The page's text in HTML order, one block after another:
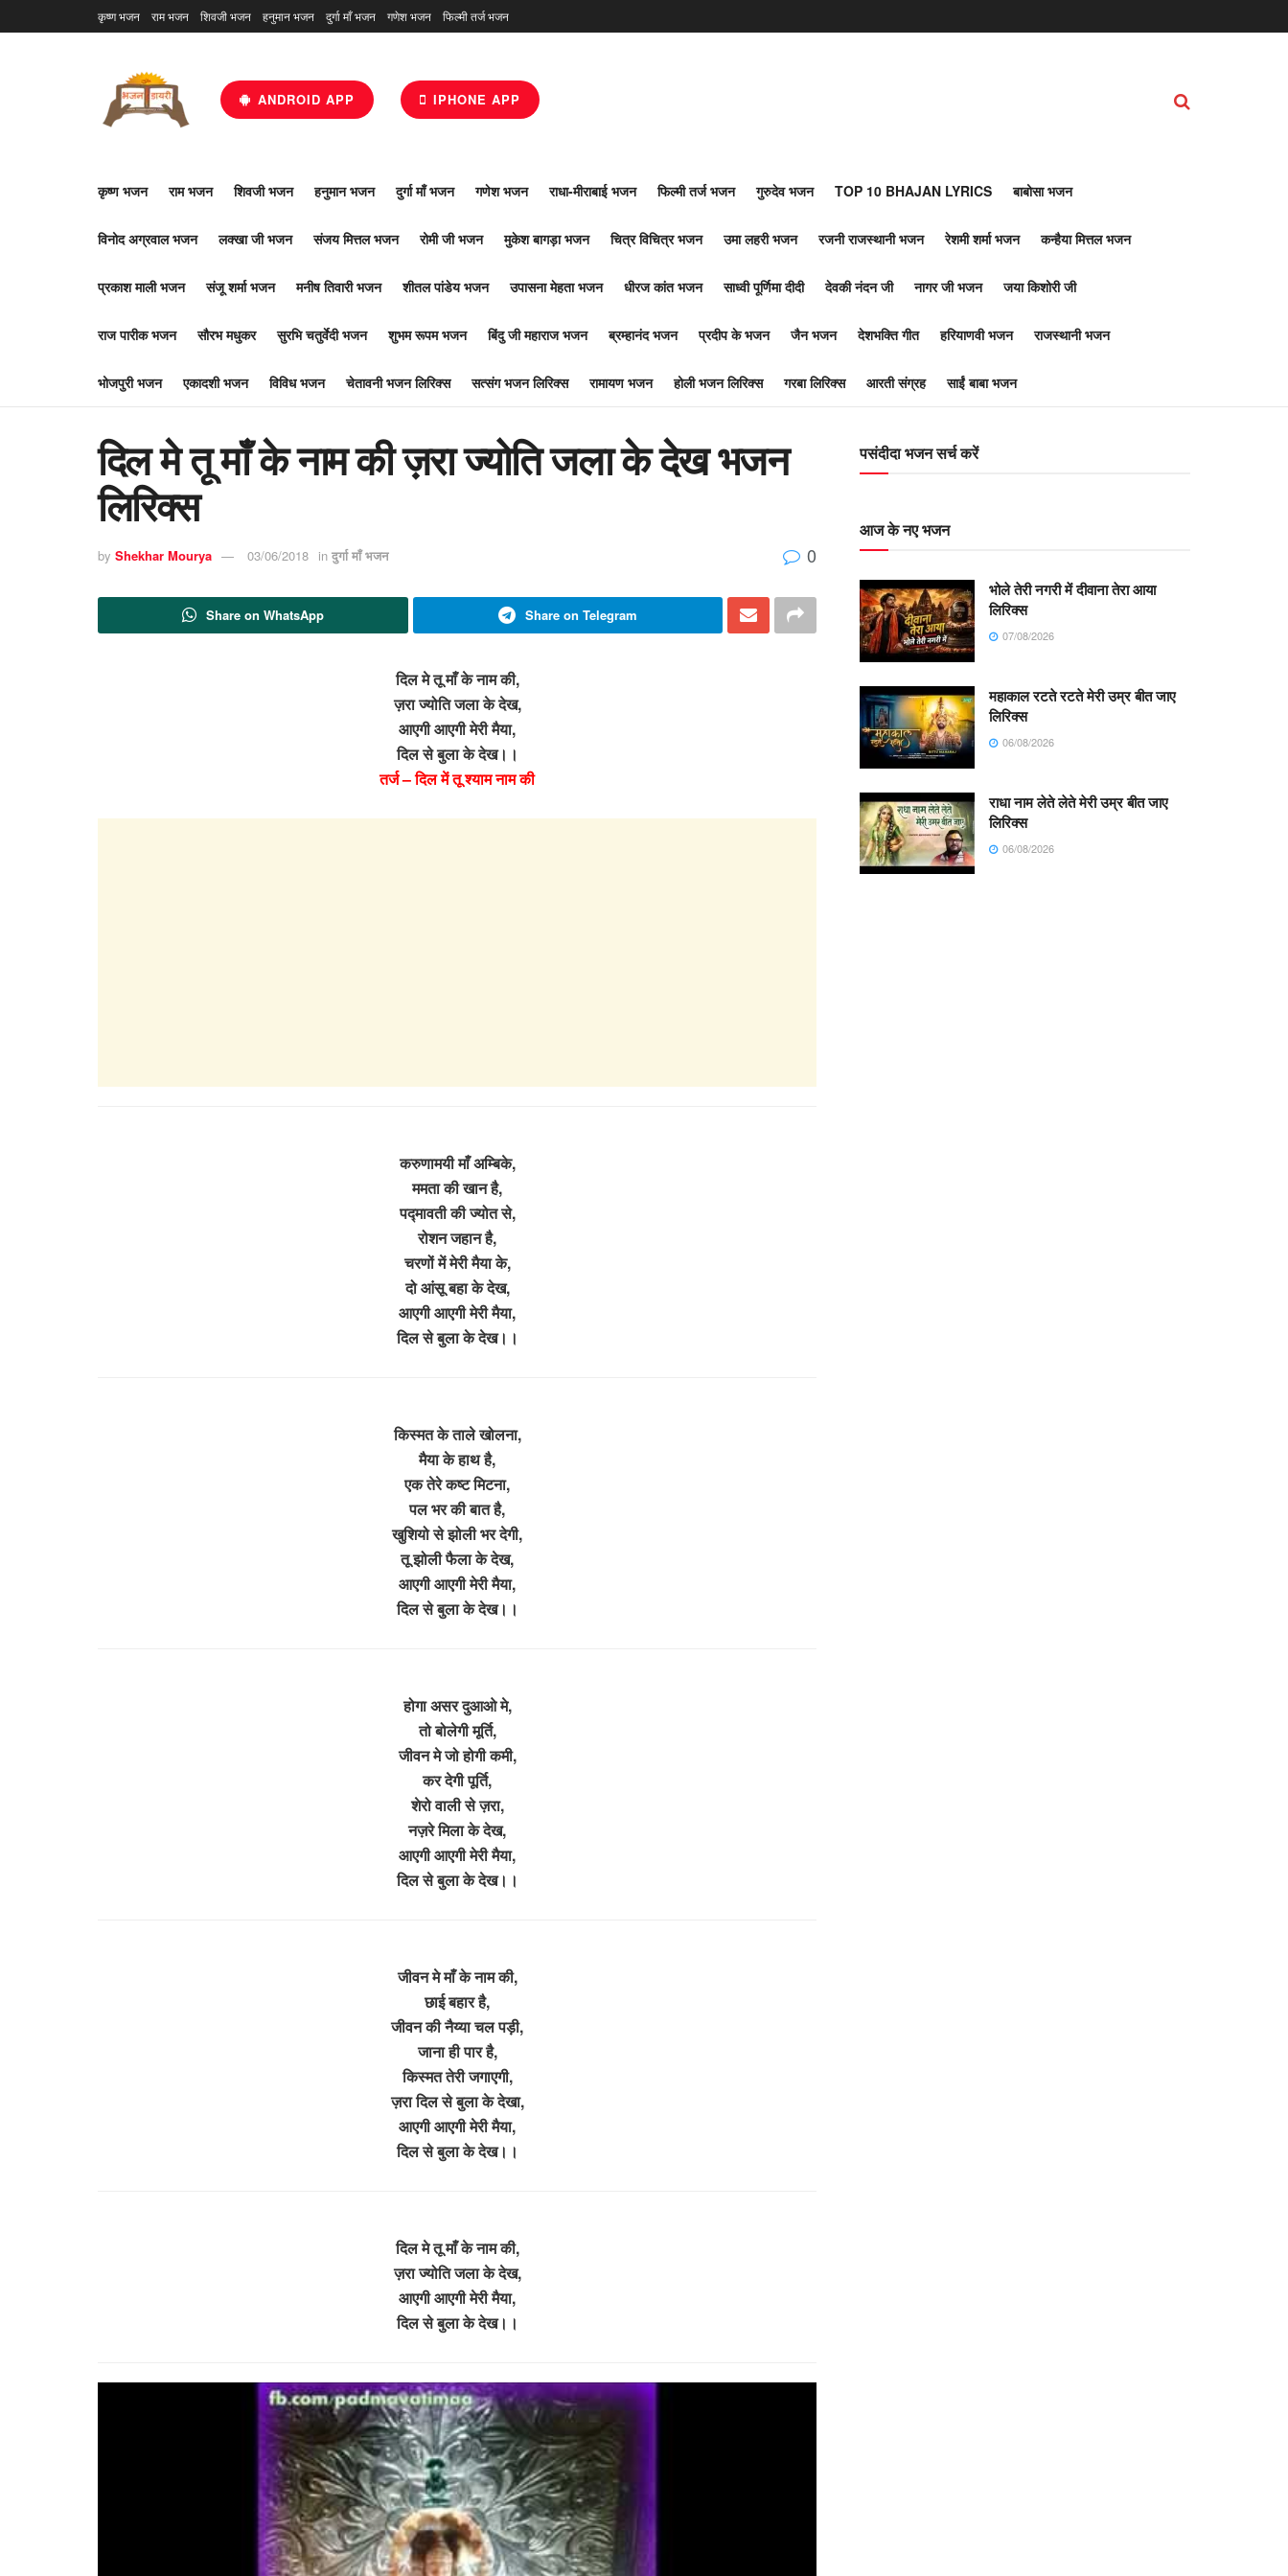
कृष्ण भजन राम भजन शिवजी भजन हनुमान भजन दुर्गा माँ भजन गणेश भजन फिल्मी तर्ज भजन
ANDROID APP IPHONE APP
कृष्ण भजन राम भजन शिवजी भजन हनुमान भजन दुर्गा माँ भजन गणेश भजन राधा-मीराबाई भजन फिल्मी तर्ज भजन गुरुदेव भजन TOP 10 BHAJAN LYRICS बाबोसा भजन
विनोद अग्रवाल भजन लक्खा जी भजन संजय मित्तल भजन रोमी जी भजन मुकेश बागड़ा भजन चित्र विचित्र भजन उमा लहरी भजन रजनी राजस्थानी भजन रेशमी शर्मा भजन कन्हैया मित्तल भजन
प्रकाश माली भजन संजू शर्मा भजन मनीष तिवारी भजन शीतल पांडेय भजन उपासना मेहता भजन धीरज कांत भजन साध्वी पूर्णिमा दीदी देवकी नंदन जी नागर जी भजन जया किशोरी जी
राज पारीक भजन सौरभ मधुकर सुरभि चतुर्वेदी भजन शुभम रूपम भजन बिंदु जी महाराज भजन ब्रम्हानंद भजन प्रदीप के भजन जैन भजन देशभक्ति गीत हरियाणवी भजन राजस्थानी भजन
भोजपुरी भजन एकादशी भजन विविध भजन चेतावनी भजन लिरिक्स सत्संग भजन लिरिक्स रामायण भजन होली भजन लिरिक्स गरबा लिरिक्स आरती संग्रह साईं बाबा भजन
दिल मे तू माँ के नाम की ज़रा ज्योति जला के देख भजन
लिरिक्स
by Shekhar Mourya 03/06/2018 in दुर्गा माँ भजन 0
Share on WhatsApp Share on Telegram
दिल मे तू माँ के नाम की,
ज़रा ज्योति जला के देख,
आएगी आएगी मेरी मैया,
दिल से बुला के देख।।
तर्ज – दिल में तू श्याम नाम की
करुणामयी माँ अम्बिके,
ममता की खान है,
पद्मावती की ज्योत से,
रोशन जहान है,
चरणों में मेरी मैया के,
दो आंसू बहा के देख,
आएगी आएगी मेरी मैया,
दिल से बुला के देख।।
किस्मत के ताले खोलना,
मैया के हाथ है,
एक तेरे कष्ट मिटना,
पल भर की बात है,
खुशियो से झोली भर देगी,
तू झोली फैला के देख,
आएगी आएगी मेरी मैया,
दिल से बुला के देख।।
होगा असर दुआओ मे,
तो बोलेगी मूर्ति,
जीवन मे जो होगी कमी,
कर देगी पूर्ति,
शेरो वाली से ज़रा,
नज़रे मिला के देख,
आएगी आएगी मेरी मैया,
दिल से बुला के देख।।
जीवन मे माँ के नाम की,
छाई बहार है,
जीवन की नैय्या चल पड़ी,
जाना ही पार है,
किस्मत तेरी जगाएगी,
ज़रा दिल से बुला के देखा,
आएगी आएगी मेरी मैया,
दिल से बुला के देख।।
दिल मे तू माँ के नाम की,
ज़रा ज्योति जला के देख,
आएगी आएगी मेरी मैया,
दिल से बुला के देख।।
पसंदीदा भजन सर्च करें
आज के नए भजन
भोले तेरी नगरी में दीवाना तेरा आया
लिरिक्स
07/08/2026
महाकाल रटते रटते मेरी उम्र बीत जाए
लिरिक्स
06/08/2026
राधा नाम लेते लेते मेरी उम्र बीत जाए
लिरिक्स
06/08/2026